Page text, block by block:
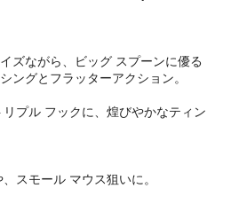
ズながら、ビッグ スプーンに優る
ングとフラッターアクション。
プル フックに、煌びやかなティン
スモール マウス狙いに。